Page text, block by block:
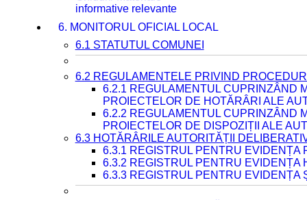
informative relevante
6. MONITORUL OFICIAL LOCAL
6.1 STATUTUL COMUNEI
6.2 REGULAMENTELE PRIVIND
6.2.1 REGULAMENTUL CUPRINZÂND
PROIECTELOR DE HOTĂRÂRI ALE
6.2.2 REGULAMENTUL CUPRINZÂND
PROIECTELOR DE DISPOZIȚII ALE
6.3 HOTĂRÂRILE AUTORITĂȚII
6.3.1 REGISTRUL PENTRU EVIDENȚA
6.3.2 REGISTRUL PENTRU EVIDENȚA
6.3.3 REGISTRUL PENTRU EVIDENȚA